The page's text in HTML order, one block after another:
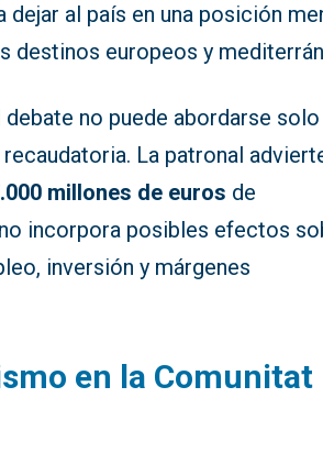
dejar al país en una posición
destinos europeos y
debate no puede abordarse solo
La patronal
millones de euros de
incorpora posibles efectos
inversión y márgenes
en la Comunitat